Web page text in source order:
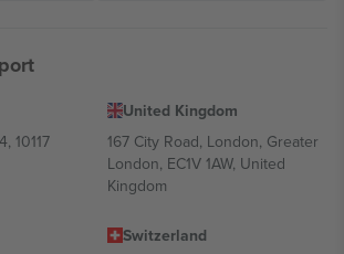
10117
United Kingdom
167 City Road, London, Greater
London, EC1V 1AW, United
Kingdom
Switzerland